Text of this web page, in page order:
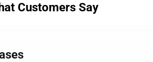
Customers Say